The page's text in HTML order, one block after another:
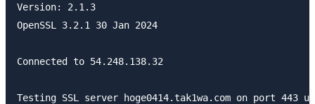
Version: 2.1.3
OpenSSL 3.2.1 30 Jan 2024
Connected to 54.248.138.32
Testing SSL server hoge0414.tak1wa.com on port 443